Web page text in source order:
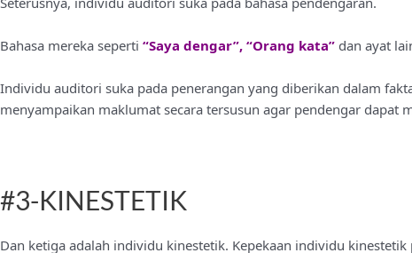
Bahasa mereka seperti “Saya dengar”, “Orang kata” dan ayat
Individu auditori suka pada penerangan yang diberikan dalam
menyampaikan maklumat secara tersusun agar pendengar dapat
#3-KINESTETIK
Dan ketiga adalah individu kinestetik. Kepekaan individu